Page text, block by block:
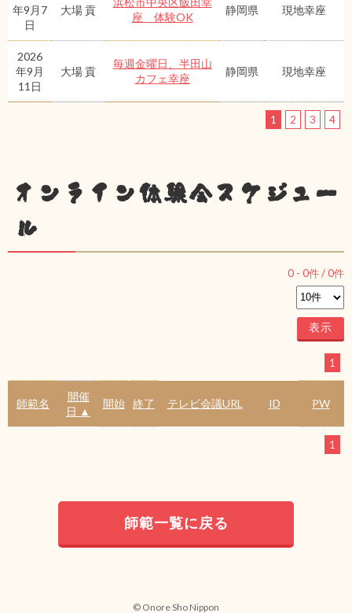
年9月7
日
大場 貢
座 体験OK
静岡県 現地幸座
2026
年9月
11日
大場 貢
毎週金曜日、半田山
カフェ幸座
静岡県 現地幸座
1 2 3 4
オンライン体験会スケジュー
ル
0 - 0件 /0件
1
師範名
開催
日 ▲
開始 終了 テレビ会議URL ID PW
1
師範一覧に戻る
© Onore Sho Nippon